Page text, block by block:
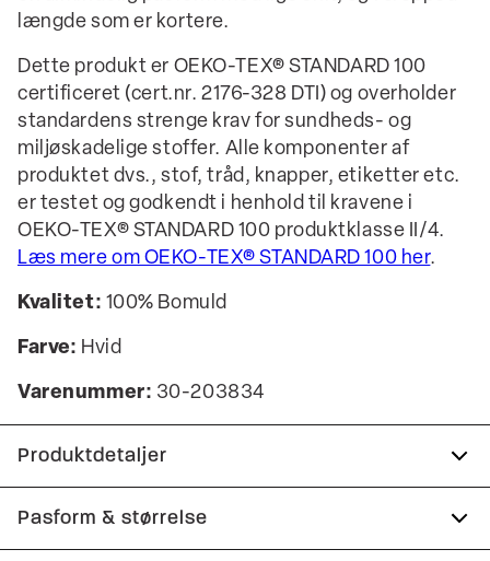
længde som er kortere.
Dette produkt er OEKO-TEX® STANDARD 100
certificeret (cert.nr. 2176-328 DTI) og overholder
standardens strenge krav for sundheds- og
miljøskadelige stoffer. Alle komponenter af
produktet dvs., stof, tråd, knapper, etiketter etc.
er testet og godkendt i henhold til kravene i
OEKO-TEX® STANDARD 100 produktklasse II/4.
Læs mere om OEKO-TEX® STANDARD 100 her.
Kvalitet: 100% Bomuld
Farve: Hvid
Varenummer: 30-203834
Produktdetaljer
Certificeret med OEKO-TEX® STANDARD 100.
Fremstillet i 100% bomuld.
Pasform & størrelse